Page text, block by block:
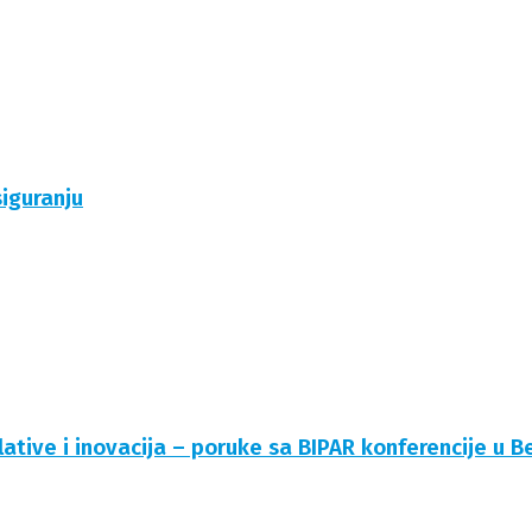
i inovacija – poruke sa BIPAR konferencije u